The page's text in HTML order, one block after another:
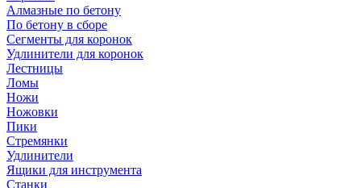
Алмазные по бетону
По бетону в сборе
Сегменты для коронок
Удлинители для коронок
Лестницы
Ломы
Ножи
Ножовки
Пики
Стремянки
Удлинители
Ящики для инструмента
Станки